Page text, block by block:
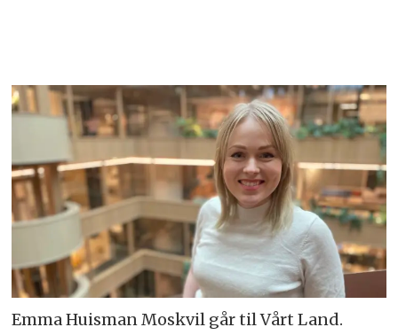
Emma Huisman Moskvil går til Vårt Land.